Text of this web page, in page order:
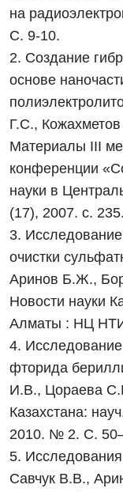
на
С. 9-10.
2. Создание
основе
Г.С.,
Материалы III
конференции
науки в
(17), 2007. с. 235.
3.
очистки
Аринов Б.Ж.,
Новости науки
Алматы : НЦ
4.
фторида
И.В., Цораева
Казахстана:
2010. № 2. С.
5.
Савчук В.В.,